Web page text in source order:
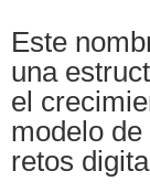
Este
una
el
modelo
retos